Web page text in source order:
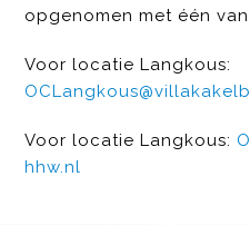
opgenomen met één
Voor locatie Langkous:
Voor locatie Langkous:
hhw.nl